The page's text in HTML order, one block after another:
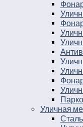
Уличная